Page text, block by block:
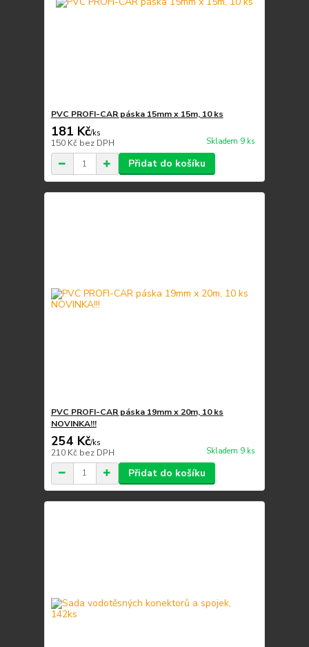
PVC PROFI-CAR páska 15mm x 15m, 10 ks
181 Kč/ks
150 Kč bez DPH Skladem 9 ks
Přidat do košíku
PVC PROFI-CAR páska 19mm x 20m, 10 ks
NOVINKA!!!
254 Kč/ks
210 Kč bez DPH Skladem 9 ks
Přidat do košíku